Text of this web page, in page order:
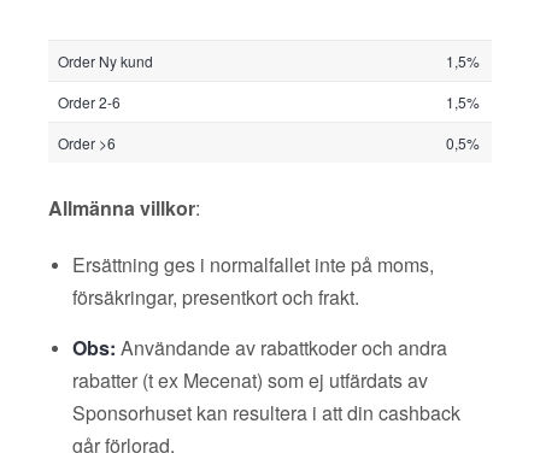
Order Ny kund
1,5%
Order 2-6
1,5%
Order >6
0,5%
Allmänna villkor:
Ersättning ges i normalfallet inte på moms,
försäkringar, presentkort och frakt.
Obs: Användande av rabattkoder och andra
rabatter (t ex Mecenat) som ej utfärdats av
Sponsorhuset kan resultera i att din cashback
går förlorad.